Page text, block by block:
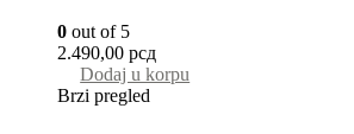
0 out of 5
2.490,00 рсд
Dodaj u korpu
Brzi pregled